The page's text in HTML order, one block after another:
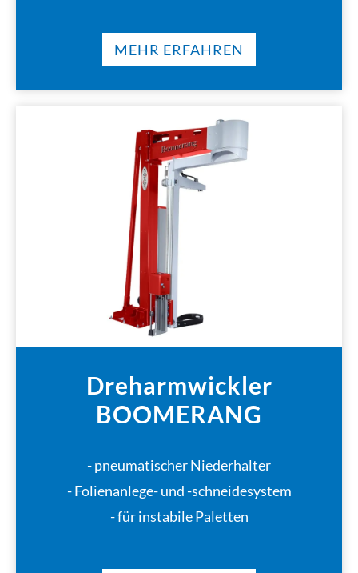
MEHR ERFAHREN
Dreharmwickler
BOOMERANG
- pneumatischer Niederhalter
- Folienanlege- und -schneidesystem
- für instabile Paletten